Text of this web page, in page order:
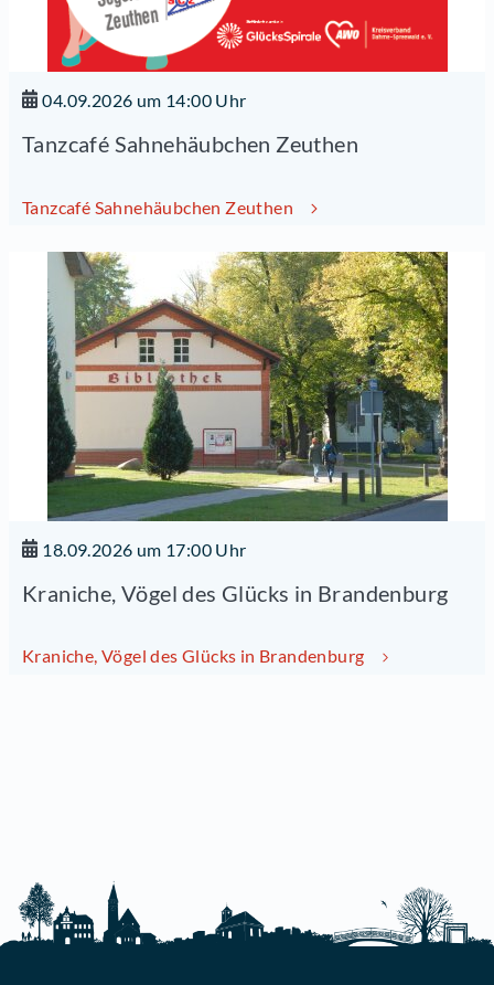
04.09.2026 um 14:00 Uhr
Tanzcafé Sahnehäubchen Zeuthen
Tanzcafé Sahnehäubchen Zeuthen
18.09.2026 um 17:00 Uhr
Kraniche, Vögel des Glücks in Brandenburg
Kraniche, Vögel des Glücks in Brandenburg